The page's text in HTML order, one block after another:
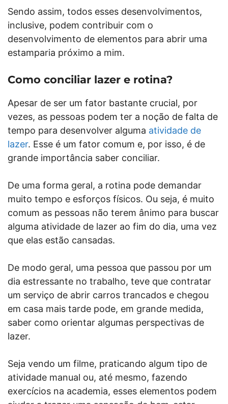
Sendo assim, todos esses desenvolvimentos,
inclusive, podem contribuir com o
desenvolvimento de elementos para abrir uma
estamparia próximo a mim.
Como conciliar lazer e rotina?
Apesar de ser um fator bastante crucial, por
vezes, as pessoas podem ter a noção de falta de
tempo para desenvolver alguma atividade de
lazer. Esse é um fator comum e, por isso, é de
grande importância saber conciliar.
De uma forma geral, a rotina pode demandar
muito tempo e esforços físicos. Ou seja, é muito
comum as pessoas não terem ânimo para buscar
alguma atividade de lazer ao fim do dia, uma vez
que elas estão cansadas.
De modo geral, uma pessoa que passou por um
dia estressante no trabalho, teve que contratar
um serviço de abrir carros trancados e chegou
em casa mais tarde pode, em grande medida,
saber como orientar algumas perspectivas de
lazer.
Seja vendo um filme, praticando algum tipo de
atividade manual ou, até mesmo, fazendo
exercícios na academia, esses elementos podem